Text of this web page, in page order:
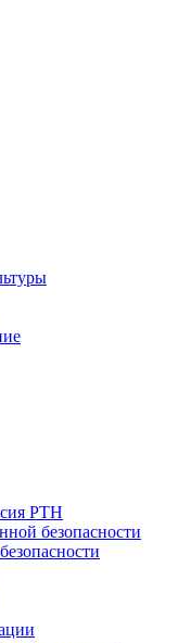
РТН
безопасности